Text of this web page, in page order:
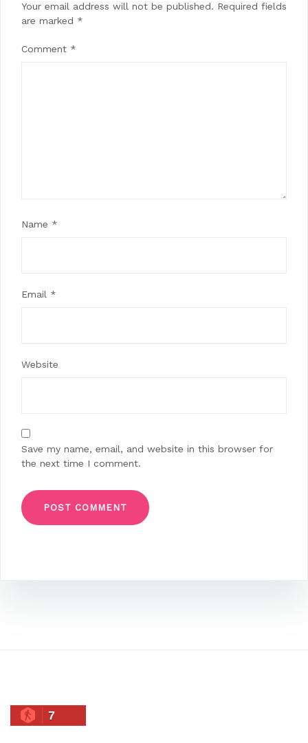
Your email address will not be published. Required fields
are marked *
Comment *
Name *
Email *
Website
Save my name, email, and website in this browser for
the next time I comment.
7